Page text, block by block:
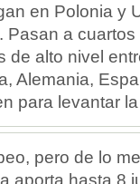
en Polonia y
Pasan a
de alto nivel
Alemania,
para levantar
pero de lo
aporta hasta 8